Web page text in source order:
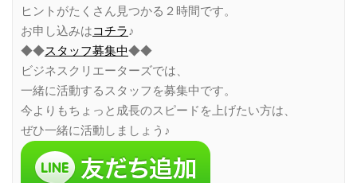
ヒントがたくさん見つかる２時間です。
お申し込みはコチラ♪
◆◆スタッフ募集中◆◆
ビジネスクリエーターズでは、
一緒に活動するスタッフを募集中です。
今よりもちょっと成長のスピードを上げたい方は、
ぜひ一緒に活動しましょう♪